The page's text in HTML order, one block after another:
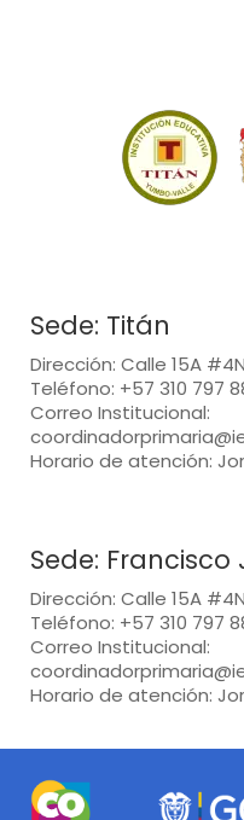
Sede: Titán
Dirección: Calle 15A
Teléfono: +57 310 797
Correo Institucional:
Horario de atención:
Sede:
Dirección: Calle 15A
Teléfono: +57 310 797
Correo Institucional:
Horario de atención: